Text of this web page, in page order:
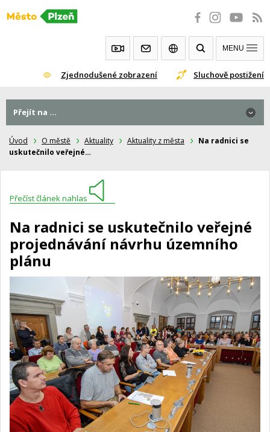
Přeskočit
Zjednodušené zobrazení Sluchově postižení
MENU
Úvod O městě Aktuality Aktuality z města
Na radnici se
uskutečnilo veřejné…
Přečíst článek nahlas
Na radnici se uskutečnilo veřejné
projednávání návrhu územního
plánu
Přejít na ...